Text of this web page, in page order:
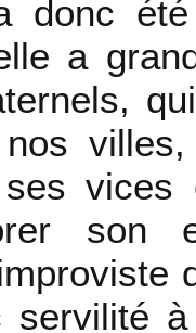
donc
a
vices
son
servilité